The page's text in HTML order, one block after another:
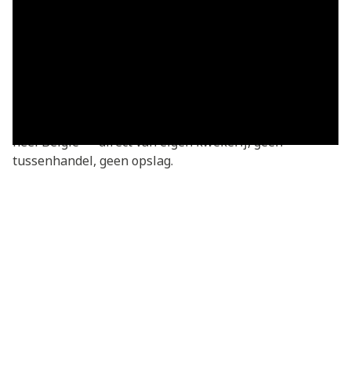
heel België — direct van eigen kwekerij, geen
tussenhandel, geen opslag.